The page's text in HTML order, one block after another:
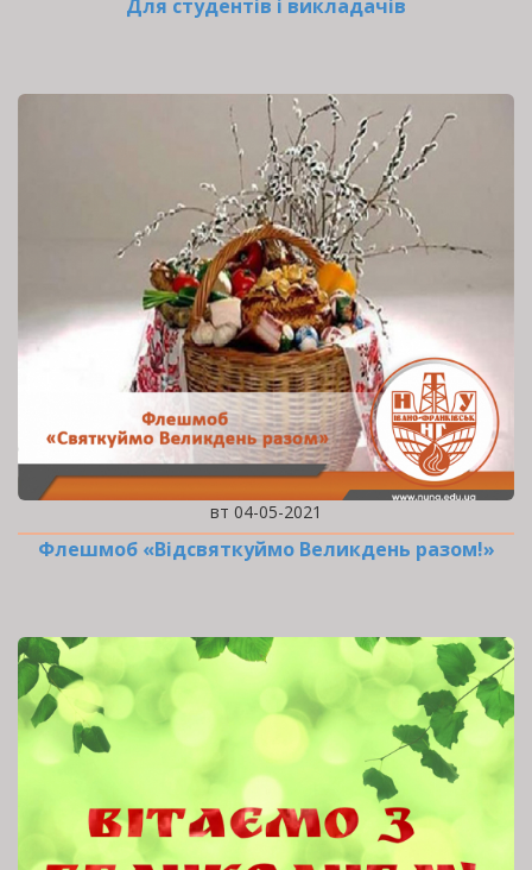
Для студентів і викладачів
вт 04-05-2021
Флешмоб «Відсвяткуймо Великдень разом!»